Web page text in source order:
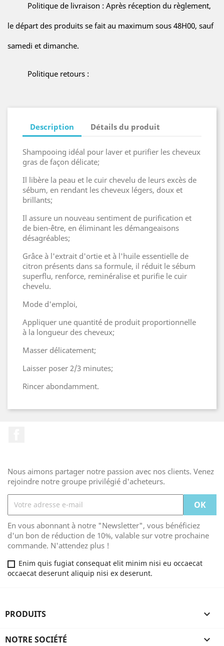
Politique de livraison : Après réception du règlement,
le départ des produits se fait au maximum sous 48H00, sauf
samedi et dimanche.
Politique retours :
Description Détails du produit
Shampooing idéal pour laver et purifier les cheveux
gras de façon délicate;
Il libère la peau et le cuir chevelu de leurs excès de
sébum, en rendant les cheveux légers, doux et
brillants;
Il assure un nouveau sentiment de purification et
de bien-être, en éliminant les démangeaisons
désagréables;
Grâce à l'extrait d'ortie et à l'huile essentielle de
citron présents dans sa formule, il réduit le sébum
superflu, renforce, reminéralise et purifie le cuir
chevelu.
Mode d'emploi,
Appliquer une quantité de produit proportionnelle
à la longueur des cheveux;
Masser délicatement;
Laisser poser 2/3 minutes;
Rincer abondamment.
Nous aimons partager notre passion avec nos clients. Venez
rejoindre notre groupe privilégié d'acheteurs.
En vous abonnant à notre "Newsletter", vous bénéficiez
d'un bon de réduction de 10%, valable sur votre prochaine
commande. N'attendez plus !
Enim quis fugiat consequat elit minim nisi eu occaecat
occaecat deserunt aliquip nisi ex deserunt.
PRODUITS 
NOTRE SOCIÉTÉ 